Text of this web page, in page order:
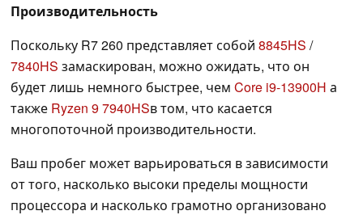
Производительность
Поскольку R7 260 представляет собой 8845HS /
7840HS замаскирован, можно ожидать, что он
будет лишь немного быстрее, чем Core i9-13900H а
также Ryzen 9 7940HSв том, что касается
многопоточной производительности.
Ваш пробег может варьироваться в зависимости
от того, насколько высоки пределы мощности
процессора и насколько грамотно организовано